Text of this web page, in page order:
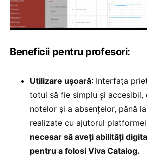
Beneficii pentru profesori:
Utilizare ușoară: Interfața
totul să fie simplu și accesibil,
notelor și a absențelor, până
realizate cu ajutorul
necesar să aveți abilități
pentru a folosi Viva Catalog.